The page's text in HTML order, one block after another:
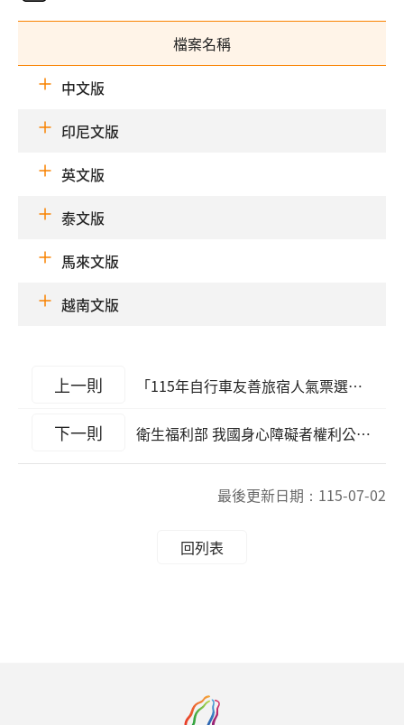
檔案名稱
中文版
印尼文版
英文版
泰文版
馬來文版
越南文版
上一則 「115年自行車友善旅宿人氣票選活動─Team Bike 挺你的旅宿」之活動期程更新
下一則 衛生福利部 我國身心障礙者權利公約（CRPD）第三次國家報告
最後更新日期： 115-07-02
回列表